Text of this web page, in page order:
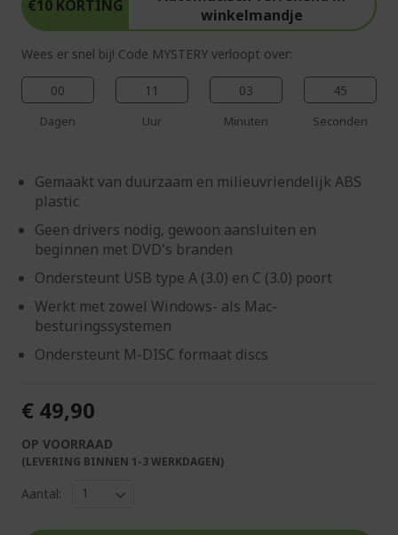
€10 KORTING
winkelmandje
Wees er snel bij! Code MYSTERY verloopt over:
00
Dagen
11
Uur
03
Minuten
44
Seconden
Gemaakt van duurzaam en milieuvriendelijk ABS
plastic
Geen drivers nodig, gewoon aansluiten en
beginnen met DVD's branden
Ondersteunt USB type A (3.0) en C (3.0) poort
Werkt met zowel Windows- als Mac-
besturingssystemen
Ondersteunt M-DISC formaat discs
€ 49,90
OP VOORRAAD
(LEVERING BINNEN 1-3 WERKDAGEN)
Aantal: